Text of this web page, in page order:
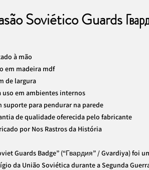
Soviético Guards
à mão
em madeira mdf
de largura
uso em ambientes internos
suporte para pendurar na parede
de qualidade oferecida pelo fabricante
por Nos Rastros da História
Guards Badge” (“Гвардия” / Gvardiya) foi
da União Soviética durante a Segunda